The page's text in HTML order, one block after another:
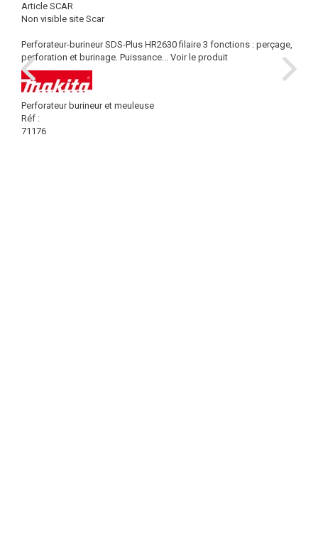
Article SCAR
Non visible site Scar
Perforateur-burineur SDS-Plus HR2630 filaire 3 fonctions : perçage,
perforation et burinage. Puissance... Voir le produit
Perforateur burineur et meuleuse
Réf :
71176